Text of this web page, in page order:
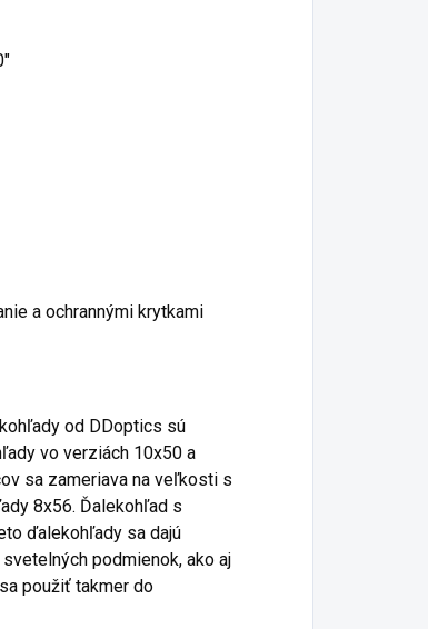
a ochrannými krytkami
od DDoptics sú
vo verziách 10x50 a
sa zameriava na veľkosti s
8x56. Ďalekohľad s
ďalekohľady sa dajú
podmienok, ako aj
použiť takmer do